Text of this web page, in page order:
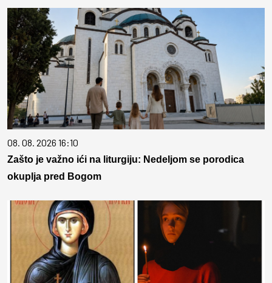
08. 08. 2026 16:10
Zašto je važno ići na liturgiju: Nedeljom se porodica
okuplja pred Bogom